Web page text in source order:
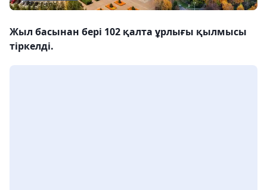
Жыл басынан бері 102 қалта ұрлығы қылмысы
тіркелді.